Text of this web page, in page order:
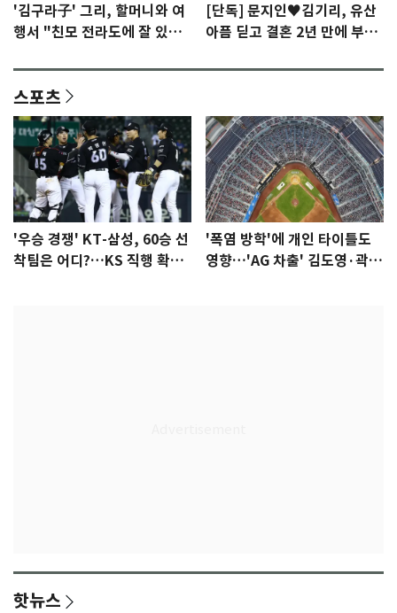
'김구라子' 그리, 할머니와 여
행서 "친모 전라도에 잘 있
[단독] 문지인♥김기리, 유산
아픔 딛고 결혼 2년 만에 부모
스포츠
'우승 경쟁' KT-삼성, 60승 선
착팀은 어디?…KS 직행 확률
'폭염 방학'에 개인 타이틀도
영향…'AG 차출' 김도영·곽빈
핫뉴스